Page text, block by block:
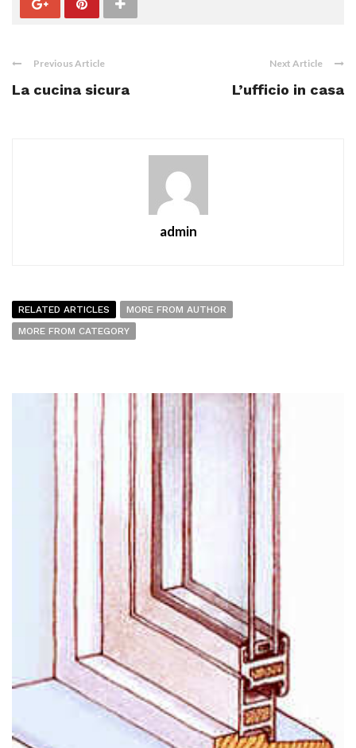
Previous Article
La cucina sicura
Next Article
L’ufficio in casa
admin
RELATED ARTICLES
MORE FROM AUTHOR
MORE FROM CATEGORY